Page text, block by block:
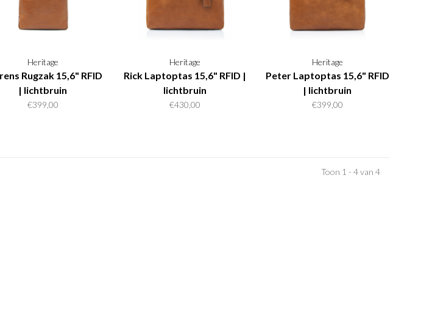
Heritage
Rugzak 15,6" RFID
| lichtbruin
€399,00
Heritage
Rick Laptoptas 15,6" RFID |
lichtbruin
€430,00
Heritage
Peter Laptoptas 15,6" RFID
| lichtbruin
€399,00
Toon 1 - 4 van 4